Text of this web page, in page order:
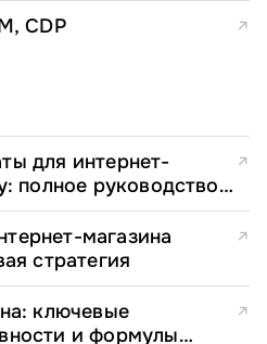
CDP
↗
для интернет-
полное руководство
↗
магазина
стратегия
↗
ключевые
и формулы
↗